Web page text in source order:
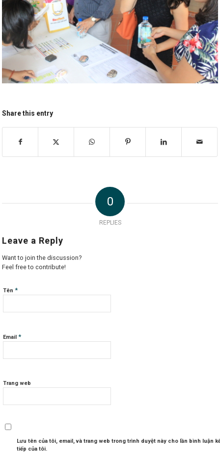
Share this entry
0
REPLIES
Leave a Reply
Want to join the discussion?
Feel free to contribute!
Tên*
Email*
Trang web
Lưu tên của tôi, email, và trang web trong trình duyệt này cho lần bình luận
tiếp của tôi.